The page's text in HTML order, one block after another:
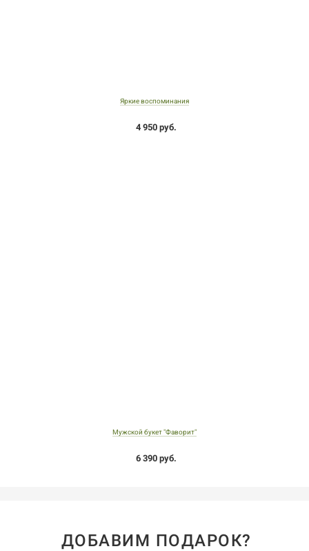
Яркие воспоминания
4 950 руб.
Мужской букет "Фаворит"
6 390 руб.
ДОБАВИМ ПОДАРОК?